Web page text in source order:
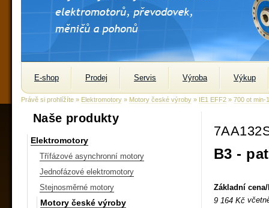
E-shop Prodej Servis Výroba Výkup
Právě si prohlížíte » Elektromotory » Motory české výroby » IE1 EFF2 » 700 ot min-1
Naše produkty
Elektromotory
Třífázové asynchronní motory
Jednofázové elektromotory
Stejnosměrné motory
Motory české výroby
B3 -
Základní
9 164 Kč